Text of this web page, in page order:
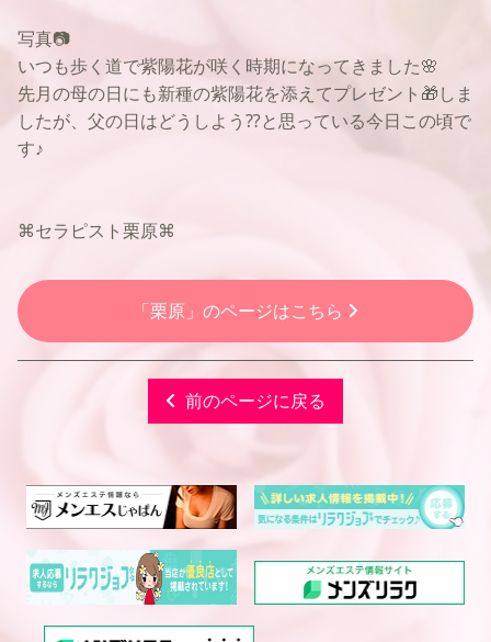
写真📷
いつも歩く道で紫陽花が咲く時期になってきました🌸
先月の母の日にも新種の紫陽花を添えてプレゼント🎁しま
したが、父の日はどうしよう⁇と思っている今日この頃で
す♪
⌘セラピスト栗原⌘
「栗原」のページはこちら
前のページに戻る